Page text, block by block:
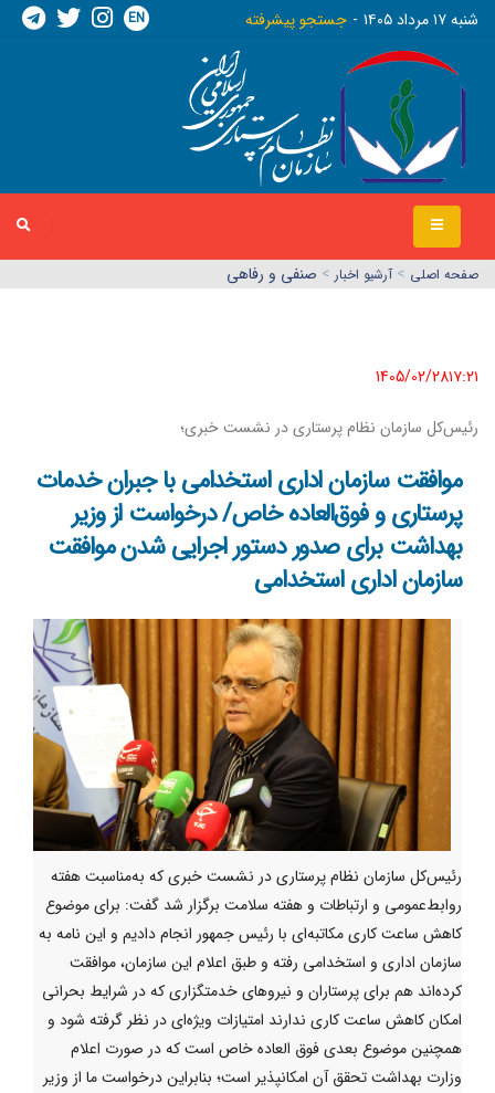
شنبه ١٧ مرداد ١٤٠٥ جستجو پیشرفته EN
صفحه اصلي > آرشیو اخبار > صنفی و رفاهی
1405/02/28١٧:٢١
رئیس‌کل سازمان نظام پرستاری در نشست خبری؛
موافقت سازمان اداری استخدامی با جبران خدمات
پرستاری و فوق‌العاده خاص/ درخواست از وزیر
بهداشت برای صدور دستور اجرایی شدن موافقت
سازمان اداری استخدامی
رئیس‌کل سازمان نظام پرستاری در نشست خبری که به‌مناسبت هفته
روابط‌عمومی و ارتباطات و هفته سلامت برگزار شد گفت: برای موضوع
کاهش ساعت کاری مکاتبه‌ای با رئیس جمهور انجام دادیم و این نامه به
سازمان اداری و استخدامی رفته و طبق اعلام این سازمان، موافقت
کرده‌اند هم برای پرستاران و نیروهای خدمتگزاری که در شرایط بحرانی
امکان کاهش ساعت کاری ندارند امتیازات ویژه‌ای در نظر گرفته شود و
همچنین موضوع بعدی فوق العاده خاص است که در صورت اعلام
وزارت بهداشت تحقق آن امکانپذیر است؛ بنابراین درخواست ما از وزیر